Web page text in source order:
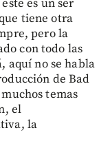
es un ser
tiene otra
pero la
con todo las
aquí no se habla
de Bad
temas
el
la